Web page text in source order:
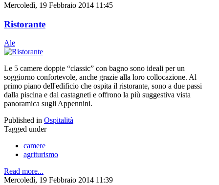
Mercoledì, 19 Febbraio 2014 11:45
Ristorante
Ale
Le 5 camere doppie “classic” con bagno sono ideali per un
soggiorno confortevole, anche grazie alla loro collocazione. Al
primo piano dell'edificio che ospita il ristorante, sono a due passi
dalla piscina e dai castagneti e offrono la più suggestiva vista
panoramica sugli Appennini.
Published in Ospitalità
Tagged under
camere
agriturismo
Read more...
Mercoledì, 19 Febbraio 2014 11:39